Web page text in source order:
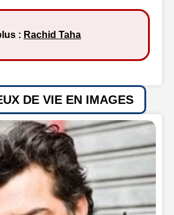
: Rachid Taha
DE VIE EN IMAGES